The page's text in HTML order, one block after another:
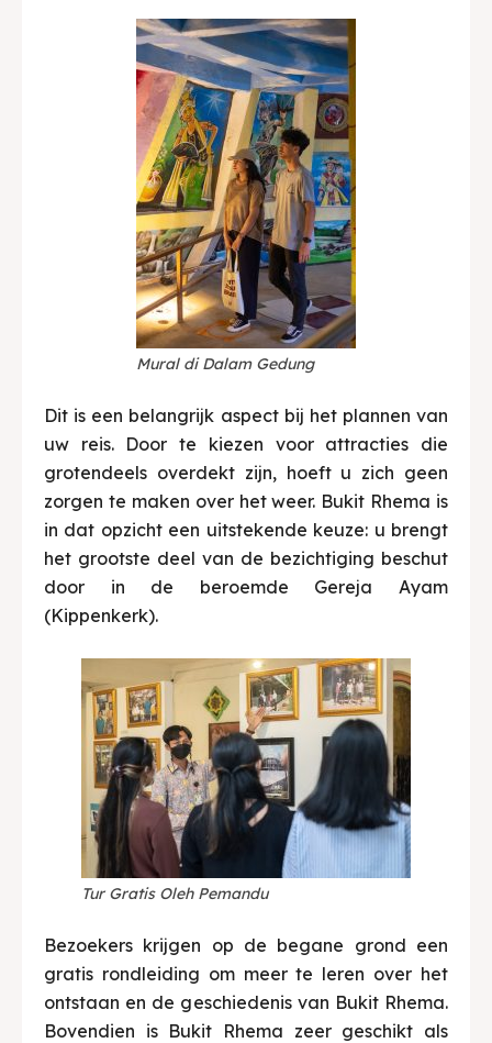
Mural di Dalam Gedung
Dit is een belangrijk aspect bij het plannen van
uw reis. Door te kiezen voor attracties die
grotendeels overdekt zijn, hoeft u zich geen
zorgen te maken over het weer. Bukit Rhema is
in dat opzicht een uitstekende keuze: u brengt
het grootste deel van de bezichtiging beschut
door in de beroemde Gereja Ayam
(Kippenkerk).
Tur Gratis Oleh Pemandu
Bezoekers krijgen op de begane grond een
gratis rondleiding om meer te leren over het
ontstaan en de geschiedenis van Bukit Rhema.
Bovendien is Bukit Rhema zeer geschikt als